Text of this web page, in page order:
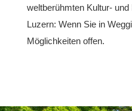
weltberühmten Kultur-
Luzern: Wenn Sie in
Möglichkeiten offen.